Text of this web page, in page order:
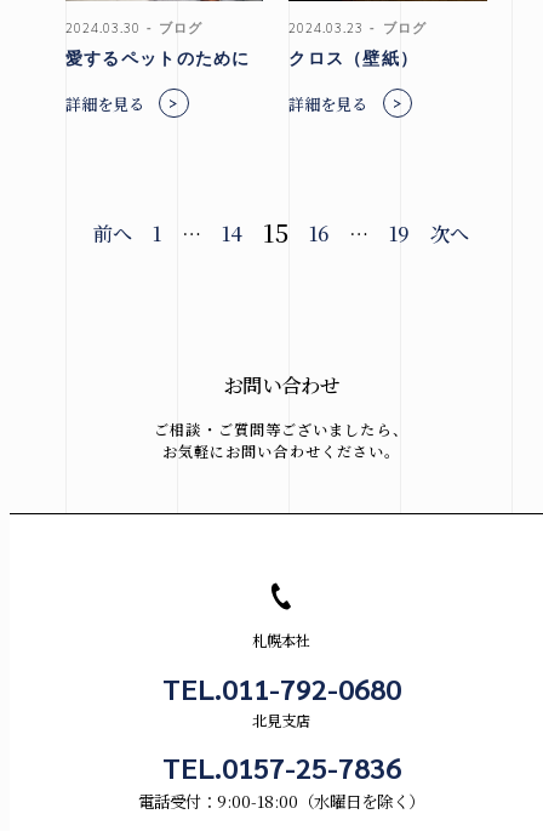
2024.03.30 ブログ
愛するペットのために
詳細を見る
2024.03.23 ブログ
クロス（壁紙）
詳細を見る
投
送
前へ 1 … 14 15 16 … 19 次へ
お問い合わせ
ご相談・ご質問等ございましたら、
お気軽にお問い合わせください。
札幌本社
TEL.011-792-0680
北見支店
TEL.0157-25-7836
電話受付：9:00-18:00（水曜日を除く）